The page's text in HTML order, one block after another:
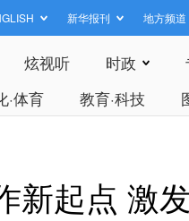
新华报刊 地方频道
炫视听 时政
·体育 教育·科技
新起点 激